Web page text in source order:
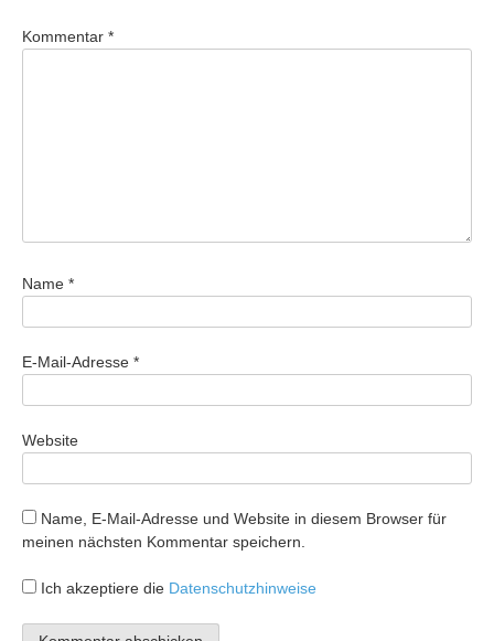
Kommentar *
Name *
E-Mail-Adresse *
Website
Name, E-Mail-Adresse und Website in diesem Browser für
meinen nächsten Kommentar speichern.
Ich akzeptiere die Datenschutzhinweise